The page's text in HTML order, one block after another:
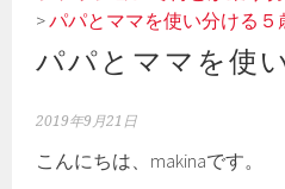
>パパとママを使い分ける５
パパとママを使
2019年9月21日
こんにちは、makinaです。